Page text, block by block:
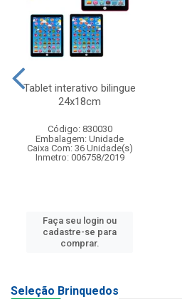
Tablet interativo bilingue
24x18cm
Código: 830030
Embalagem: Unidade
Caixa Com: 36 Unidade(s)
Inmetro: 006758/2019
Faça seu login ou
cadastre-se para
comprar.
Seleção Brinquedos